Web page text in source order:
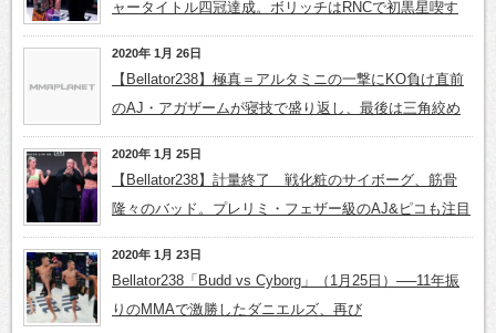
ャータイトル四冠達成。ボリッチはRNCで初黒星喫す
2020年 1月 26日
【Bellator238】極真＝アルタミニの一撃にKO負け直前
のAJ・アガザームが寝技で盛り返し、最後は三角絞め
2020年 1月 25日
【Bellator238】計量終了 戦化粧のサイボーグ、筋骨
隆々のバッド。プレリミ・フェザー級のAJ&ピコも注目
2020年 1月 23日
Bellator238「Budd vs Cyborg」（1月25日）──11年振
りのMMAで激勝したダニエルズ、再び